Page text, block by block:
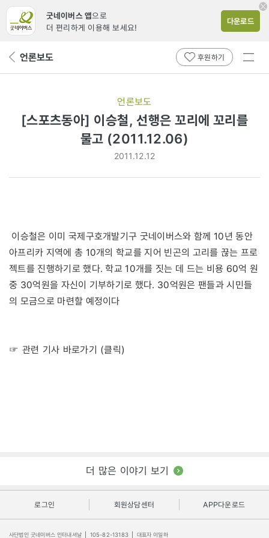
굿네이버스 앱으로
더 편리하게 이용해 보세요!
다운로드
뒤 언론보도 후원하기
전체
언론보도
[스포츠동아] 이승철, 선행은 꼬리에 꼬리를
물고 (2011.12.06)
2011.12.12
이승철은 이미 국제구호개발기구 굿네이버스와 함께 10년 동안
아프리카 지역에 총 10개의 학교를 지어 빈곤의 고리를 끊는 프로
젝트를 진행하기로 했다. 학교 10개를 짓는 데 드는 비용 60억 원
중 30억원을 자신이 기부하기로 했다. 30억원은 팬들과 시민들
의 모금으로 마련할 예정이다
☞ 관련 기사 바로가기 (클릭)
더 많은 이야기 보기
로그인 회원상담센터 APP다운로드
사단법인 굿네이버스 인터내셔날 105-82-13183 대표자 이일하